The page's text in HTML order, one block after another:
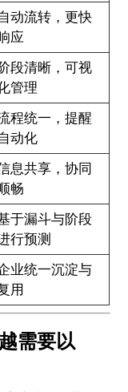
动流转，更快
应
段清晰，可视
管理
程统一，提醒
动化
息共享，协同
畅
于漏斗与阶段
行预测
业统一沉淀与
用
需要以